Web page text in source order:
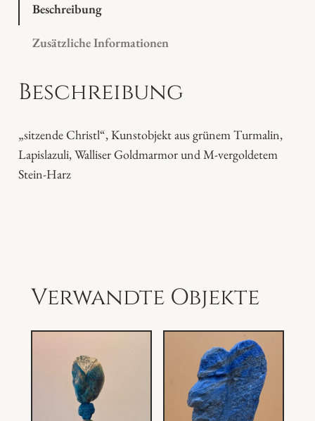
l
n
Beschreibung
Zusätzliche Informationen
Beschreibung
„sitzende Christl“, Kunstobjekt aus grünem Turmalin,
Lapislazuli, Walliser Goldmarmor und M-vergoldetem
Stein-Harz
Verwandte Objekte